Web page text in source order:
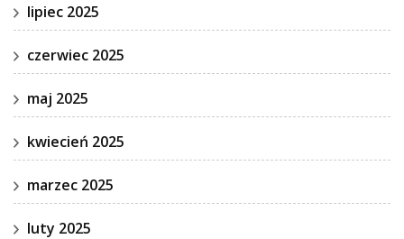
lipiec 2025
czerwiec 2025
maj 2025
kwiecień 2025
marzec 2025
luty 2025